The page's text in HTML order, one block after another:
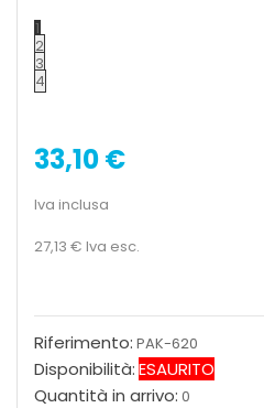
1
2
3
4
33,10 €
Iva inclusa
27,13 € Iva esc.
Riferimento: PAK-620
Disponibilità:ESAURITO
Quantità in arrivo: 0